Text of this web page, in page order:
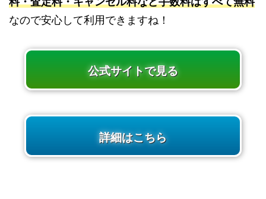
なので安心して利用できますね！
公式サイトで見る
詳細はこちら